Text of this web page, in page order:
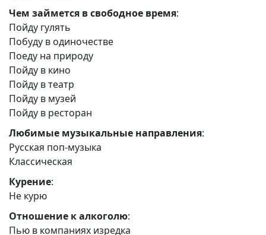
Чем займется в свободное время:
Пойду гулять
Побуду в одиночестве
Поеду на природу
Пойду в кино
Пойду в театр
Пойду в музей
Пойду в ресторан
Любимые музыкальные направления:
Русская поп-музыка
Классическая
Курение:
Не курю
Отношение к алкоголю:
Пью в компаниях изредка